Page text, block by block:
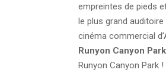
empreintes de pieds
le plus grand
cinéma commercial
Runyon Canyon
Runyon Canyon Park